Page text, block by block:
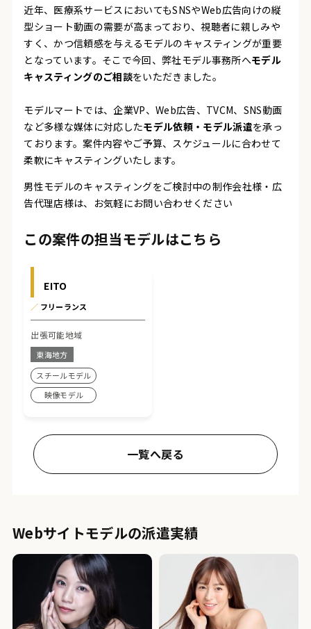
近年、医療系サービスにおいてもSNSやWeb広告向けの縦
型ショート動画の需要が高まっており、視聴者に親しみや
すく、かつ信頼感を与えるモデルのキャスティングが重要
となっています。そこで今回、弊社モデル事務所へモデル
キャスティングのご相談をいただきました。
モデルマートでは、企業VP、Web広告、TVCM、SNS動画
など多様な媒体に対応したモデル依頼・モデル派遣を承っ
ております。案件内容やご予算、スケジュールに合わせて
柔軟にキャスティングいたします。
男性モデルのキャスティングをご検討中の制作会社様・広
告代理店様は、お気軽にお問い合わせください
この案件の担当モデルはこちら
EITO
／ フリーランス
出張可能地域
東海地方
スチールモデル
映像モデル
一覧へ戻る
Webサイトモデルの派遣実績